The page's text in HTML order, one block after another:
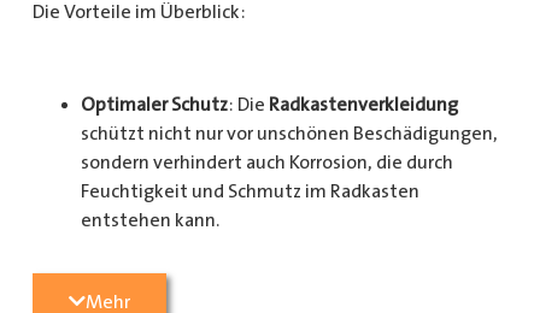
Die Vorteile im Überblick:
Optimaler Schutz: Die Radkastenverkleidung
schützt nicht nur vor unschönen Beschädigungen,
sondern verhindert auch Korrosion, die durch
Feuchtigkeit und Schmutz im Radkasten
entstehen kann.
Langlebigkeit
Mehr